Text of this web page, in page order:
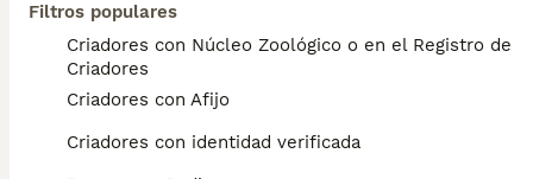
Filtros populares
Criadores con Núcleo Zoológico o en el Registro de
Criadores
Criadores con Afijo
Criadores con identidad verificada
¿Cómo es el carácter del
braco húngaro?
De carácter inigualable, el braco húngaro es
un compañero divertido, alegre y cariñoso
para aquellos que pueden dedicarle el